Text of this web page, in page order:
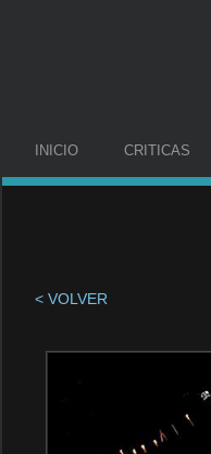
INICIO CRITICAS
< VOLVER